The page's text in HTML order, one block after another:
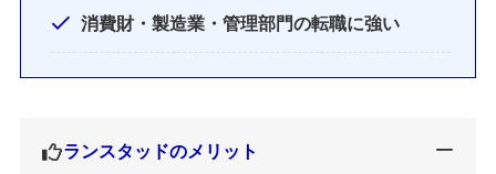
消費財・製造業・管理部門の転職に強い
ランスタッドのメリット